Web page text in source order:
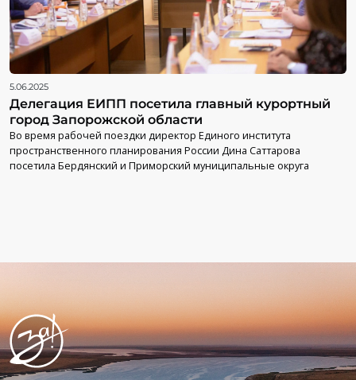
5.06.2025
Делегация ЕИПП посетила главный курортный
город Запорожской области
Во время рабочей поездки директор Единого института
пространственного планирования России Дина Саттарова
посетила Бердянский и Приморский муниципальные округа